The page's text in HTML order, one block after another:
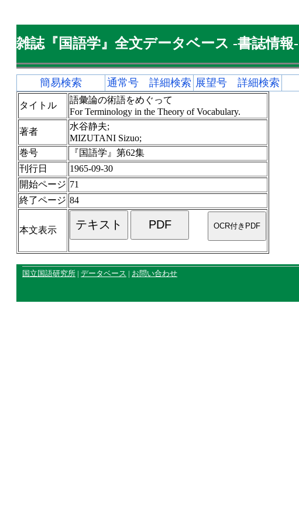
雑誌『国語学』全文データベース -書誌情報-
簡易検索 通常号 詳細検索 展望号 詳細検索
タイトル
語彙論の術語をめぐって
For Terminology in the Theory of Vocabulary.
著者
水谷静夫;
MIZUTANI Sizuo;
巻号
『国語学』第62集
刊行日
1965-09-30
開始ページ 71
終了ページ 84
本文表示
国立国語研究所 | データベース | お問い合わせ